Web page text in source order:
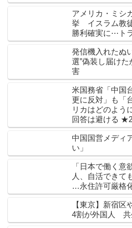
アメリカ・ミシ
挙 イスラム教
勝利確実に⋯ト
発信機入れたぬ
選”偽装し届け
害
米国務省「中国
更に反対」も「
リカはどのよう
回答は避ける ★2
中国国営メディ
い」
「日本で働く
人、自活できて
…永住許可厳格
【東京】新宿区
4割が外国人